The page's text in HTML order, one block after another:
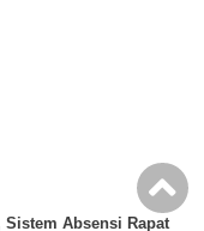
Sistem Absensi Rapat